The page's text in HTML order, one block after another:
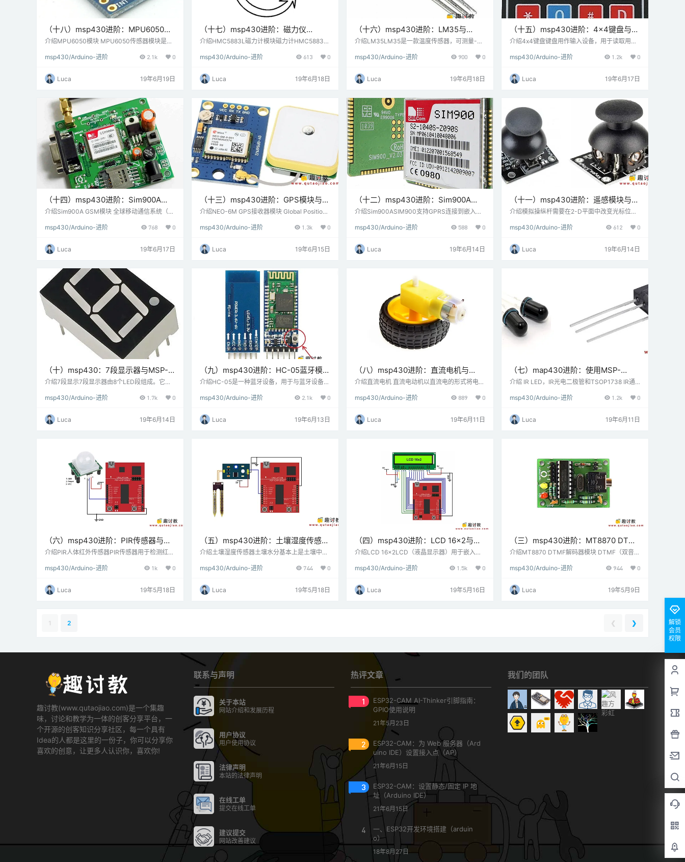
（十八）msp430进阶：MPU6050与
MSP-EXP430G2 TI Launchpad连接
介绍MPU6050模块 MPU6050传感器模块是一
仪，3轴加速度计，数字运动处理器和温度传感
辅助I2C总线接受来自其他传感器的输入，如3轴
磁力计或压力传感器。如果连接外部3轴磁力
制器可以使用I2C通信协议与该模块通信。通过
使用I2C通信从某些寄存器的地址读取值…
msp430/Arduino-进阶 2.1k 0
Luca 19年6月19日
（十七）msp430进阶：磁力仪
HMC5883L与MSP-EXP430G2 TI
介绍HMC5883L磁力计模块磁力计HMC5883L
罗盘和磁力测量。它测量沿X，Y和Z轴的地球磁
南针来查找方向或找到设备前进方向。它利用I2
C协议与微控制器进行通信。通过使用I2C通信从
轴的地球磁场值。 连接图HMC5883L磁力计模
块与MSP-…
msp430/Arduino-进阶 613 0
Luca 19年6月18日
（十六）msp430进阶：LM35与
MSP-EXP430G2 TI Launchpad连接
介绍LM35LM35是一款温度传感器，可测量-5
件，提供与温度成比例的模拟电压。温度越高，
为数字形式，以便微控制器可以对其进行处
理。 连接图LM35与MSP-EXP430G2 TI Launc
在Energia的串行监视器上。 这…
msp430/Arduino-进阶 900 0
Luca 19年6月18日
（十五）msp430进阶：4×4键盘与
MSP-EXP430G2 TI Launchpad连接
介绍4x4键盘键盘用作输入设备，用于读取用户
成。开关位于行和列之间。按键在相应的行和列
接4x4键盘和MSP-EXP430G2 TI Launchpad
例 读取按下4x4键盘上的按键并将其显示在Ener
msp430/Arduino-进阶 1.2k 0
Luca 19年6月17日
（十四）msp430进阶：Sim900A
GSM模块与MSP-EXP430G2
介绍Sim900A GSM模块 全球移动通信系统（G
种广泛用于长途通信的移动国际标准。市场上有
0，SIM808，SIM5320等。SIM900A模块允许
用户通过GPRS发送/接收数据，发送/接收短信
SART通信与微控制器或PC终端通信。AT…
msp430/Arduino-进阶 768 0
Luca 19年6月17日
（十三）msp430进阶：GPS模块与
MSP-EXP430G2 TI Launchpad连接
介绍NEO-6M GPS接收器模块 Global Positioni
地面站卫星发送来准确地确定其在地球上的位置
通信与微控制器或PC终端通信。它以NMEA字符
串的形式从卫星接收纬度，经度，高度，UTC时
msp430/Arduino-进阶 1.3k 0
Luca 19年6月15日
（十二）msp430进阶：Sim900A
GPRS模块与MSP-EXP430G2 TI
介绍Sim900ASIM900支持GPRS连接到嵌入式
序，其中每个传感器都连接到服务器，我们可以
ART通信与微控制器或PC终端通信。AT命令用
于以不同的模式配置模块，并执行各种功能，如
msp430/Arduino-进阶 588 0
Luca 19年6月14日
（十一）msp430进阶：遥感模块与
MSP-EXP430G2 TI Launchpad连接
介绍模拟操纵杆需要在2-D平面中改变光标位置
设备。模拟操纵杆产生两个电压; 一个对应于相
置。产生的电压取决于操纵杆的位置。要将模拟
操纵杆与MSP-EXP430G2 TI Launchpad连
msp430/Arduino-进阶 612 0
Luca 19年6月14日
（十）msp430：7段显示器与MSP-
EXP430G2 TI Launchpad连接
介绍7段显示7段显示器由8个LED段组成。它们
H，P等）。这些LED段中的7个呈线形，而1个
相关的引脚，可以驱动为高电平或低电平。要显
示数字或字母，我们需要打开显示屏的特定LED
msp430/Arduino-进阶 1.7k 0
Luca 19年6月14日
（九）msp430进阶：HC-05蓝牙模块
与MSP-EXP430G2 TI Launchpad连
介绍HC-05是一种蓝牙设备，用于与蓝牙设备
（USART）与微控制器通信。可以使用某些AT
05蓝牙模块具有3.3 V电平用于RX / TX，并且微
控制器可以检测3.3 V电平，因此，无需移动HC
msp430/Arduino-进阶 2.1k 0
Luca 19年6月13日
（八）msp430进阶：直流电机与
MSP-EXP430G2 TI Launchpad连接
介绍直流电机 直流电动机以直流电的形式将电能
通过施加变化的DC电压来控制DC电动机速
电流方向来改变。为了施加变化的电压，我们可
以使用PWM技术。为了反转电流，我们可以使
msp430/Arduino-进阶 889 0
Luca 19年6月11日
（七）map430进阶：使用MSP-
EXP430G2 TI Launchpad进行IR红外
介绍 IR LED，IR光电二极管和TSOP1738 IR通
于以数字形式无线传输数据（0 - LED OFF或1 -
该数据。IR接收器（IR光电二极管或IR光电晶体
管）根据光强度给出不同的电流值。 可以调制传
msp430/Arduino-进阶 1.2k 0
Luca 19年6月11日
（六）msp430进阶：PIR传感器与
MSP-EXP430G2 TI Launchpad连接
介绍PIR人体红外传感器PIR传感器用于检测红外
的移动物体的应用中是有用的。PIR传感器的输
运动时（静止物体或没有物体）它很低。 连接图
将PIR传感器与MSP-EXP430G2 TI Launchpad
msp430/Arduino-进阶 1k 0
Luca 19年5月18日
（五）msp430进阶：土壤湿度传感器
与MSP-EXP430G2 TI Launchpad连
介绍土壤湿度传感器土壤水分基本上是土壤中水
感器由两个充当探针的导电探针组成。它可以根
分含量。两个导电板之间的电阻以与土壤中存在
的水分量相反的方式变化。 连接图土壤湿度传感
msp430/Arduino-进阶 744 0
Luca 19年5月18日
（四）msp430进阶：LCD 16×2与
MSP-EXP430G2 TI Launchpad连接
介绍LCD 16x2LCD（液晶显示器）用于嵌入式
LCD 16x2是一个16引脚器件，有2行，每行可容
式。也可以创建自定义字符。它有8条数据线和3
条控制线，可用于控制目的。 接线图16x2 LCD
msp430/Arduino-进阶 1.5k 0
Luca 19年5月16日
（三）msp430进阶：MT8870 DTMF
解码器与MSP-EXP430G2 TI
介绍MT8870 DTMF解码器模块 DTMF（双音多
信信令技术。它在手机中用于生成拨号音。MT8
提供了一个4位数字输出，可以对其进行处理以
识别按下的键。这为16个不同的键提供了16种可
msp430/Arduino-进阶 944 0
Luca 19年5月9日
1 2 ❮ ❯
解锁
会员
权限
趣讨教(www.qutaojiao.com)是一个集趣
味，讨论和教学为一体的创客分享平台，一
个开源的创客知识分享社区，每一个具有
Idea的人都是这里的一份子，你可以分享你
喜欢的创意，让更多人认识你，喜欢你!
联系与声明
关于本站
网站介绍和发展历程
用户协议
用户使用协议
法律声明
本站的法律声明
在线工单
提交在线工单
建议提交
网站改善建议
热评文章
1
ESP32-CAM AI-Thinker引脚指南：
GPIO使用说明
21年5月23日
2
ESP32-CAM：为 Web 服务器（Ard
uino IDE）设置接入点（AP）
21年6月15日
3
ESP32-CAM：设置静态/固定 IP 地
址（Arduino IDE）
21年6月15日
4
一、ESP32开发环境搭建（arduin
o）
18年8月27日
我们的团队